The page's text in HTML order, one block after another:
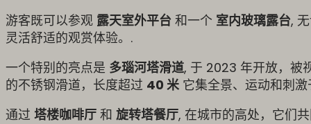
游客既可以参观 露天室外平台 和一个 室内玻璃露台,
灵活舒适的观赏体验。.
一个特别的亮点是 多瑙河塔滑道, 于 2023 年开放，被
的不锈钢滑道，长度超过 40 米 它集全景、运动和刺
通过 塔楼咖啡厅 和 旋转塔餐厅, 在城市的高处，它们